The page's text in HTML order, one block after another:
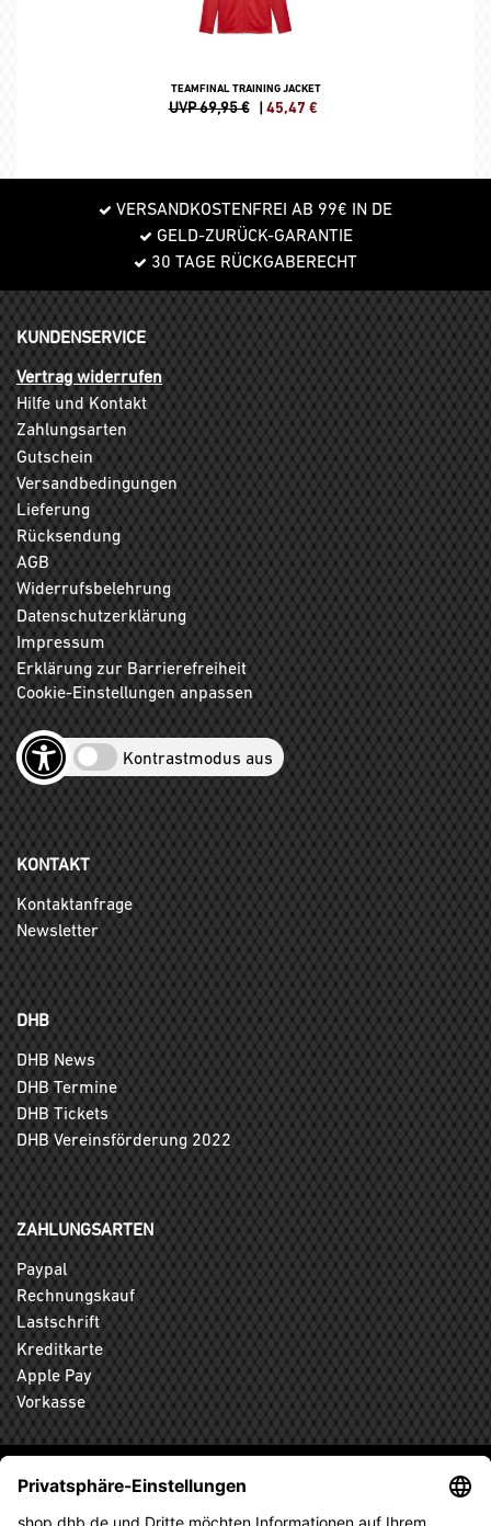
TEAMFINAL TRAINING JACKET
UVP 69,95 € | 45,47 €
VERSANDKOSTENFREI AB 99€ IN DE
GELD-ZURÜCK-GARANTIE
30 TAGE RÜCKGABERECHT
KUNDENSERVICE
Vertrag widerrufen
Hilfe und Kontakt
Zahlungsarten
Gutschein
Versandbedingungen
Lieferung
Rücksendung
AGB
Widerrufsbelehrung
Datenschutzerklärung
Impressum
Erklärung zur Barrierefreiheit
Cookie-Einstellungen anpassen
Kontrastmodus aus
KONTAKT
Kontaktanfrage
Newsletter
DHB
DHB News
DHB Termine
DHB Tickets
DHB Vereinsförderung 2022
ZAHLUNGSARTEN
Paypal
Rechnungskauf
Lastschrift
Kreditkarte
Apple Pay
Vorkasse
ABONNIEREN SIE DEN KOSTENLOSEN DHB-FANSHOP
NEWSLETTER UND VERPASSEN SIE KEINE NEUIGKEIT ODER